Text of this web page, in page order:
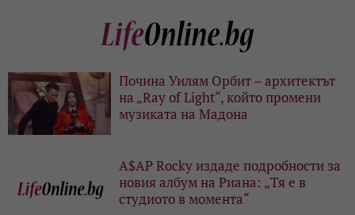
Почина Уилям Орбит – архитектът
на „Ray of Light“, който промени
музиката на Мадона
A$AP Rocky издаде подробности за
новия албум на Риана: „Тя е в
студиото в момента“